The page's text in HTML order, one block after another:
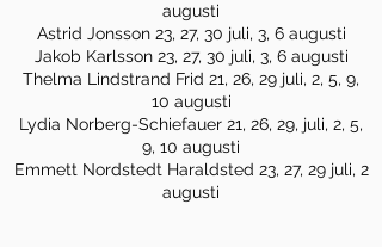
augusti
Astrid Jonsson 23, 27, 30 juli, 3, 6 augusti
Jakob Karlsson 23, 27, 30 juli, 3, 6 augusti
Thelma Lindstrand Frid 21, 26, 29 juli, 2, 5, 9,
10 augusti
Lydia Norberg-Schiefauer 21, 26, 29, juli, 2, 5,
9, 10 augusti
Emmett Nordstedt Haraldsted 23, 27, 29 juli, 2
augusti